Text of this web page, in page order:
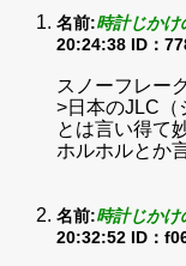
名前:時計じかけ
20:24:38 ID：
スノーフレー
>日本のJLC（
とは言い得て
ホルホルとか
名前:時計じかけ
20:32:52 ID：